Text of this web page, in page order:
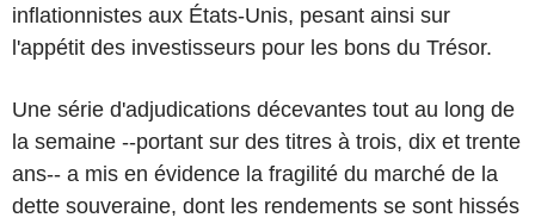
inflationnistes aux États-Unis, pesant ainsi sur
l'appétit des investisseurs pour les bons du Trésor.
Une série d'adjudications décevantes tout au long de
la semaine --portant sur des titres à trois, dix et trente
ans-- a mis en évidence la fragilité du marché de la
dette souveraine, dont les rendements se sont hissés